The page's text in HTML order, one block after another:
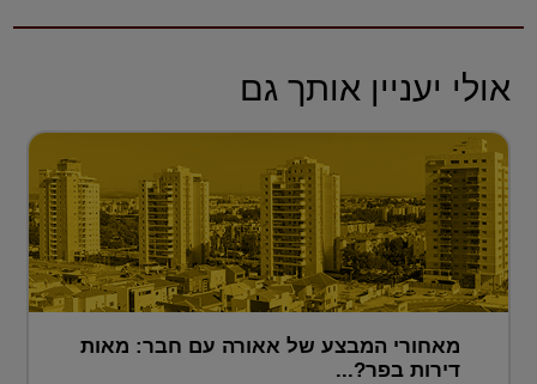
אולי יעניין אותך גם
מאחורי המבצע של אאורה עם חבר: מאות
דירות בפר?...